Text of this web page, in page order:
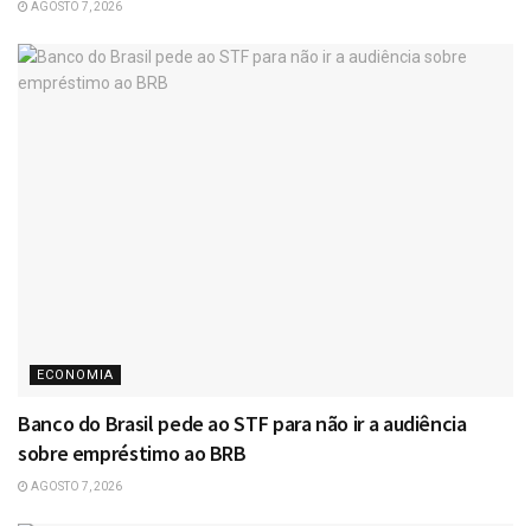
AGOSTO 7, 2026
ECONOMIA
Banco do Brasil pede ao STF para não ir a audiência
sobre empréstimo ao BRB
AGOSTO 7, 2026